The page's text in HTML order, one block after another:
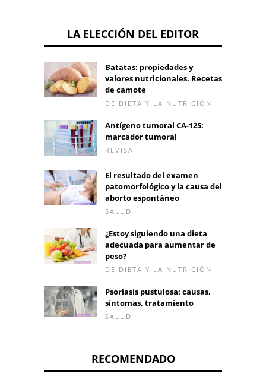
LA ELECCIÓN DEL EDITOR
Batatas: propiedades y
valores nutricionales. Recetas
de camote
DE DIETA Y LA NUTRICIÓN
Antígeno tumoral CA-125:
marcador tumoral
REVISA
El resultado del examen
patomorfológico y la causa del
aborto espontáneo
SALUD
¿Estoy siguiendo una dieta
adecuada para aumentar de
peso?
DE DIETA Y LA NUTRICIÓN
Psoriasis pustulosa: causas,
síntomas, tratamiento
SALUD
RECOMENDADO